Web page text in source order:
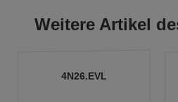
Weitere Artikel
4N26.EVL